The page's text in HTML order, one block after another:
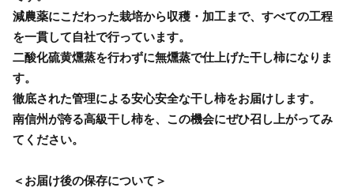
減農薬にこだわった栽培から収穫・加工まで、すべての工程
を一貫して自社で行っています。
二酸化硫黄燻蒸を行わずに無燻蒸で仕上げた干し柿になりま
す。
徹底された管理による安心安全な干し柿をお届けします。
南信州が誇る高級干し柿を、この機会にぜひ召し上がってみ
てください。
＜お届け後の保存について＞